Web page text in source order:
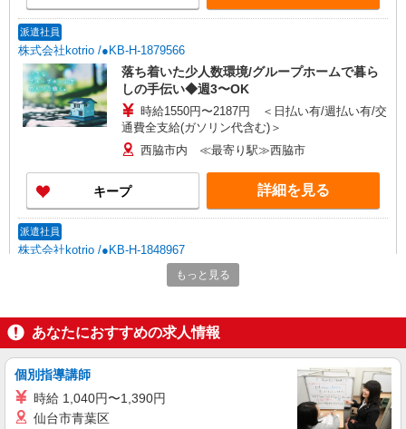
派遣社員
株式会社kotrio /●KB-H-1879566
落ち着いた少人数環境/グループホームで暮ら
しの手伝い◆週3〜OK
時給1550円〜2187円 ＜日払い有/週払い有/交
通費全支給(ガソリン代含む)＞
西脇市内 ≪最寄り駅≫西脇市
キープ 詳細を見る
派遣社員
株式会社kotrio /●KB-H-1848967
チャンス！【負担少×高時給】シニア向けマン
ションのSTAFF募集
通費全支給(ガソリン代含む)＞
西脇市内 ≪最寄り駅≫西脇市
キープ 詳細を見る
もっと見る
あなたにおすすめの求人情報
個別指導講師
時給 1,040円〜1,390円
仙台市青葉区